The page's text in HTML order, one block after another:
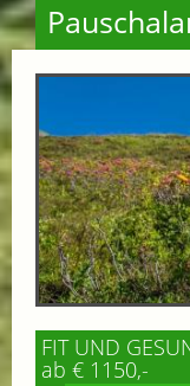
FIT UND
ab € 1150,-